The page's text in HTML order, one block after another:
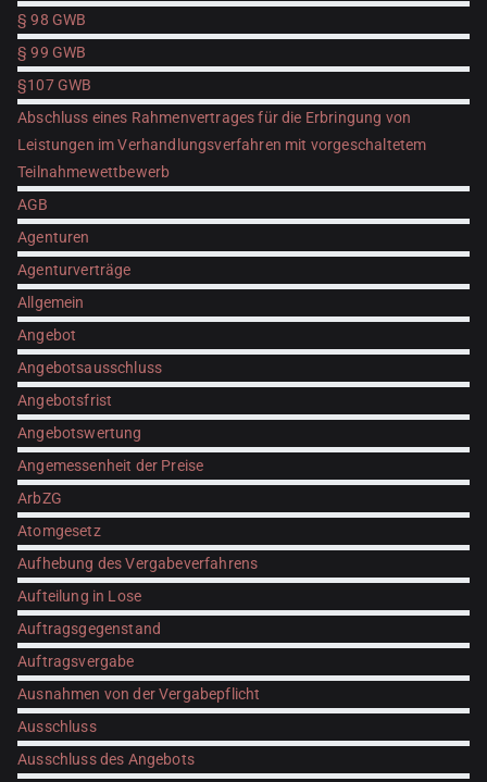
§ 98 GWB
§ 99 GWB
§107 GWB
Abschluss eines Rahmenvertrages für die Erbringung von
Leistungen im Verhandlungsverfahren mit vorgeschaltetem
Teilnahmewettbewerb
AGB
Agenturen
Agenturverträge
Allgemein
Angebot
Angebotsausschluss
Angebotsfrist
Angebotswertung
Angemessenheit der Preise
ArbZG
Atomgesetz
Aufhebung des Vergabeverfahrens
Aufteilung in Lose
Auftragsgegenstand
Auftragsvergabe
Ausnahmen von der Vergabepflicht
Ausschluss
Ausschluss des Angebots